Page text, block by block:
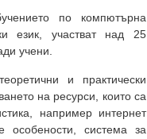
по компютърна
език, участват над 25
учени.
и практически
на ресурси, които са
например интернет
особености, система за